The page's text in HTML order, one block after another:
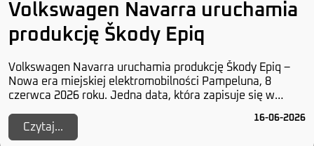
Volkswagen Navarra uruchamia
produkcję Škody Epiq
Volkswagen Navarra uruchamia produkcję Škody Epiq –
Nowa era miejskiej elektromobilności Pampeluna, 8
czerwca 2026 roku. Jedna data, która zapisuje się w
Czytaj...
16-06-2026